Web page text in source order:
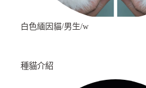
白色緬因貓/男生/w
種貓介紹